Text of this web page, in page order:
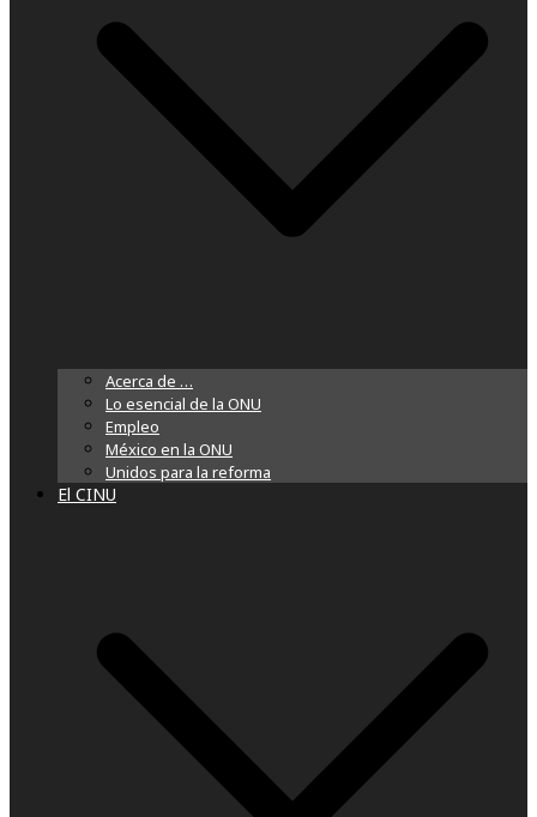
Acerca de …
Lo esencial de la ONU
Empleo
México en la ONU
Unidos para la reforma
El CINU